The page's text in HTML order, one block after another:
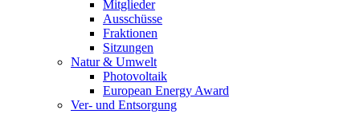
Mitglieder
Ausschüsse
Fraktionen
Sitzungen
Natur & Umwelt
Photovoltaik
European Energy Award
Ver- und Entsorgung